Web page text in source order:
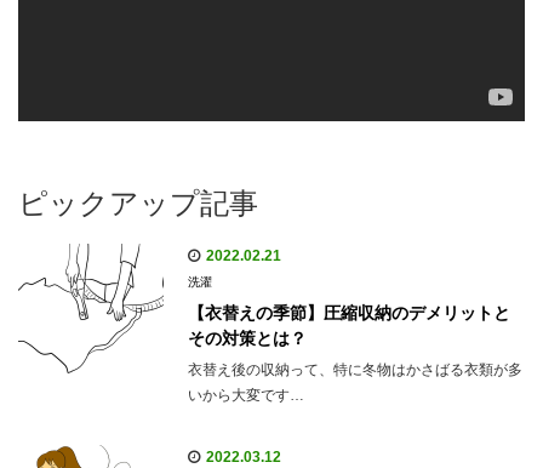
ピックアップ記事
2022.02.21
洗濯
【衣替えの季節】圧縮収納のデメリットと
その対策とは？
衣替え後の収納って、特に冬物はかさばる衣類が多
いから大変です…
2022.03.12